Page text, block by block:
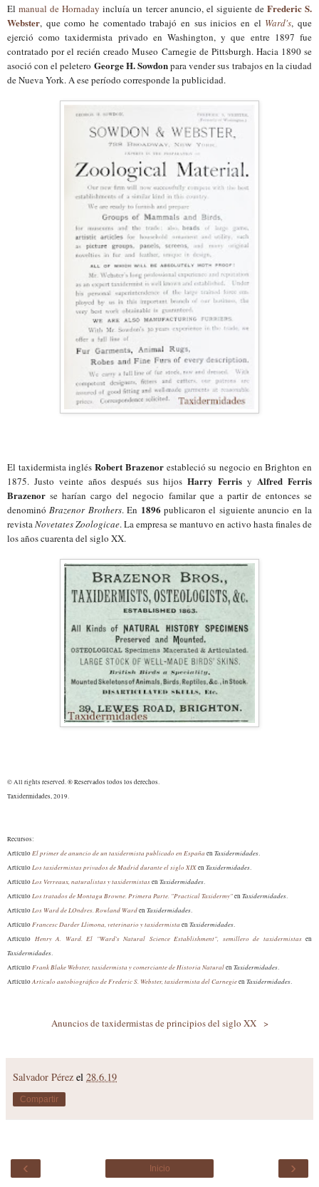
Elmanual de Hornaday incluía un tercer anuncio, el siguiente de Frederic S.
Webster, que como he comentado trabajó en sus inicios en el Ward's, que
ejerció como taxidermista privado en Washington, y que entre 1897 fue
contratado por el recién creado Museo Carnegie de Pittsburgh. Hacia 1890 se
asoció con el peletero George H. Sowdonpara vender sus trabajos en la ciudad
de Nueva York. A ese período corresponde la publicidad.
El taxidermista inglésRobert Brazenorestableció su negocio en Brighton en
1875. Justo veinte años después sus hijosHarry Ferris y Alfred Ferris
Brazenor se harían cargo del negocio familar que a partir de entonces se
denominó Brazenor Brothers. En 1896 publicaron el siguiente anuncio en la
revista Novetates Zoologicae. La empresa se mantuvo en activo hasta finales de
los años cuarenta del siglo XX.
© All rights reserved. ® Reservados todos los derechos.
Taxidermidades, 2019.
Recursos:
Artículo El primer de anuncio de un taxidermista publicado en España en Taxidermidades.
ArtículoLos taxidermistas privados de Madrid durante el siglo XIXen Taxidermidades.
ArtículoLos Verreaux, naturalistas y taxidermistasen Taxidermidades.
ArtículoLos tratados de Montagu Browne. Primera Parte. "Practical Taxidermy"en Taxidermidades.
ArtículoLos Ward de LOndres. Rowland Warden Taxidermidades.
Artículo Francesc Darder Llimona, veterinario y taxidermista en Taxidermidades.
Artículo Henry A. Ward. El "Ward's Natural Science Establishment", semillero de taxidermistasen
Taxidermidades.
Artículo Frank Blake Webster, taxidermista y comerciante de Historia Naturalen Taxidermidades.
ArtículoArtículo autobiográfico de Frederic S. Webster, taxidermista del Carnegieen Taxidermidades.
Anuncios de taxidermistas de principios del siglo XX >
Salvador Pérez el 28.6.19
Compartir
‹ ›
Inicio